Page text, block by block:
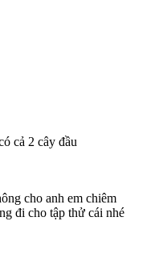
cả 2 cây đầu
cho anh em chiêm
đi cho tập thử cái nhé